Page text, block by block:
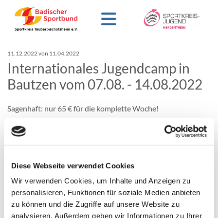
Diese Webseite verwendet Cookies
Wir verwenden Cookies, um Inhalte und Anzeigen zu
personalisieren, Funktionen für soziale Medien anbieten
zu können und die Zugriffe auf unsere Website zu
analysieren. Außerdem geben wir Informationen zu Ihrer
11.12.2022 von 11.04.2022
Internationales Jugendcamp in
Bautzen vom 07.08. - 14.08.2022
Sagenhaft: nur 65 € für die komplette Woche!
Trotz der Corona-Pandemie planen wir bereits unser
Internationales Jugendcamp in Bautzen. Dort kommen
Jugendliche aus den Partnerlandkreisen von Bautzen
Die Freizeit nach Bautzen findet vom 07.08. bis 14.08.2022
statt und ist geeignet für Mädchen und Jungen im Alter
zwischen 14 und 24 Jahren. Die Koten betragen po Person
65,00 € (inkl. Anreise, Programm, Vollverpflegung und